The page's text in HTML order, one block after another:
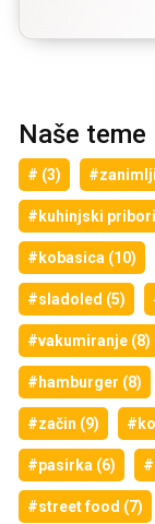
Naše teme
# (3)
#kuhinjski
#kobasica (10)
#sladoled (5)
#vakumiranje (8)
#hamburger (8)
#začin (9)
#pasirka (6)
#street food (7)